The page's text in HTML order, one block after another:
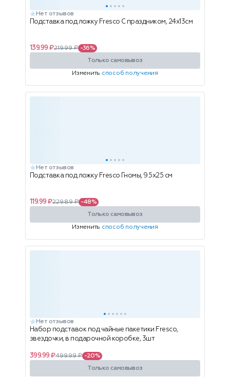
Нет отзывов
Подставка под ложку Fresco С праздником, 24x13см
139.99 ₽219.99 ₽ -36%
Только самовывоз
Изменить способ получения
Нет отзывов
Подставка под ложку Fresco Гномы, 9.5х25 см
119.99 ₽229.89 ₽ -48%
Только самовывоз
Изменить способ получения
Нет отзывов
Набор подставок под чайные пакетики Fresco,
звездочки, в подарочной коробке, 3шт
399.99 ₽499.99 ₽ -20%
Только самовывоз